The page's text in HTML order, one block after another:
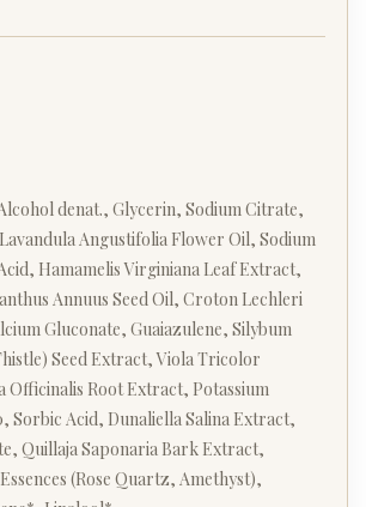
denat., Glycerin, Sodium Citrate,
Angustifolia Flower Oil, Sodium
Hamamelis Virginiana Leaf Extract,
Annuus Seed Oil, Croton Lechleri
Gluconate, Guaiazulene, Silybum
Seed Extract, Viola Tricolor
Officinalis Root Extract, Potassium
Sorbic Acid, Dunaliella Salina Extract,
Quillaja Saponaria Bark Extract,
(Rose Quartz, Amethyst),